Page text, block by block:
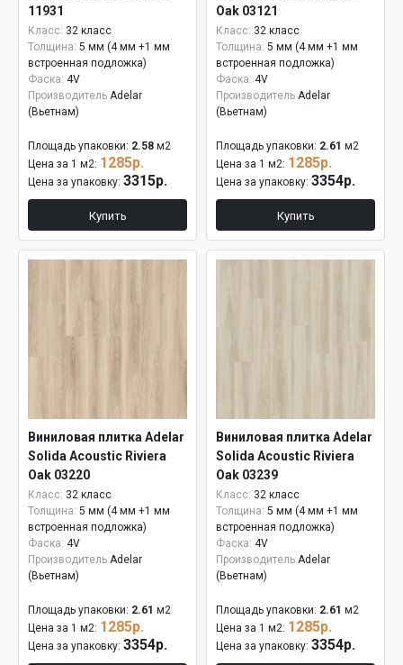
11931
Класс: 32 класс
Толщина: 5 мм (4 мм +1 мм
встроенная подложка)
Фаска: 4V
Производитель Adelar
(Вьетнам)
Площадь упаковки: 2.58 м2
Цена за 1 м2: 1285р.
Цена за упаковку: 3315р.
Купить
Oak 03121
Класс: 32 класс
Толщина: 5 мм (4 мм +1 мм
встроенная подложка)
Фаска: 4V
Производитель Adelar
(Вьетнам)
Площадь упаковки: 2.61 м2
Цена за 1 м2: 1285р.
Цена за упаковку: 3354р.
Купить
Виниловая плитка Adelar
Solida Acoustic Riviera
Oak 03220
Класс: 32 класс
Толщина: 5 мм (4 мм +1 мм
встроенная подложка)
Фаска: 4V
Производитель Adelar
(Вьетнам)
Площадь упаковки: 2.61 м2
Цена за 1 м2: 1285р.
Цена за упаковку: 3354р.
Виниловая плитка Adelar
Solida Acoustic Riviera
Oak 03239
Класс: 32 класс
Толщина: 5 мм (4 мм +1 мм
встроенная подложка)
Фаска: 4V
Производитель Adelar
(Вьетнам)
Площадь упаковки: 2.61 м2
Цена за 1 м2: 1285р.
Цена за упаковку: 3354р.